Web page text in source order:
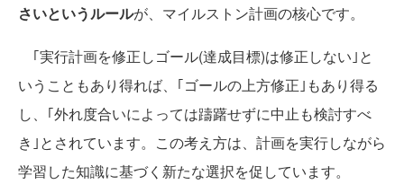
さいというルールが、マイルストン計画の核心です。
｢実行計画を修正しゴール(達成目標)は修正しない｣と
いうこともあり得れば、｢ゴールの上方修正｣もあり得る
し、｢外れ度合いによっては躊躇せずに中止も検討すべ
き｣とされています。この考え方は、計画を実行しながら
学習した知識に基づく新たな選択を促しています。